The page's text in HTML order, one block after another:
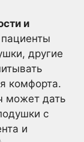
и
другие
комфорта.
может дать
с
и